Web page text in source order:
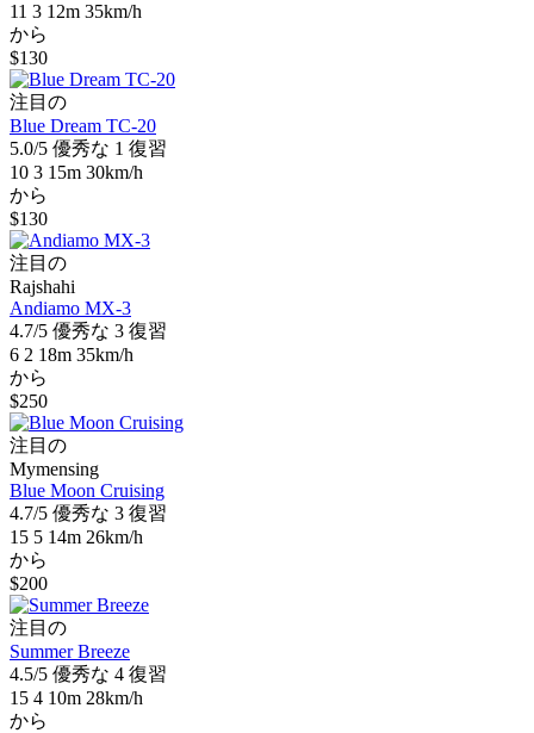
11 3 12m 35km/h
から
$130
注目の
Blue Dream TC-20
5.0/5 優秀な 1 復習
10 3 15m 30km/h
から
$130
注目の
Rajshahi
Andiamo MX-3
4.7/5 優秀な 3 復習
6 2 18m 35km/h
から
$250
注目の
Mymensing
Blue Moon Cruising
4.7/5 優秀な 3 復習
15 5 14m 26km/h
から
$200
注目の
Summer Breeze
4.5/5 優秀な 4 復習
15 4 10m 28km/h
から